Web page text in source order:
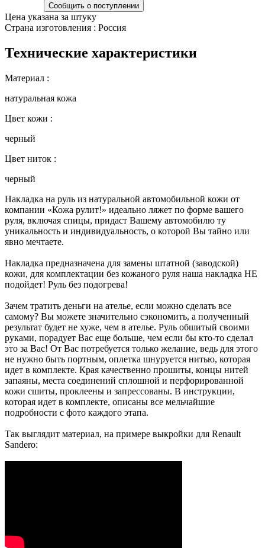
Сообщить о поступлении
Цена указана за штуку
Страна изготовления : Россия
Технические характеристики
Материал :
натуральная кожа
Цвет кожи :
черный
Цвет ниток :
черный
Накладка на руль из натуральной автомобильной кожи от
компании «Кожа рулит!» идеально ляжет по форме вашего
руля, включая спицы, придаст Вашему автомобилю ту
уникальность и индивидуальность, о которой Вы тайно или
явно мечтаете.
Накладка предназначена для замены штатной (заводской)
кожи, для комплектации без кожаного руля наша накладка НЕ
подойдет! Руль без подогрева!
Зачем тратить деньги на ателье, если можно сделать все
самому? Вы можете значительно сэкономить, а полученный
результат будет не хуже, чем в ателье. Руль обшитый своими
руками, порадует Вас еще больше, чем если бы кто-то сделал
это за Вас! От Вас потребуется только желание, ведь для этого
не нужно быть портным, оплетка шнуруется нитью, которая
идет в комплекте. Края качественно прошиты, концы нитей
запаяны, места соединений сплошной и перфорированной
кожи сшиты, проклеены и запрессованы. В инструкции,
которая идет в комплекте, описаны все мельчайшие
подробности с фото каждого этапа.
Так выглядит материал, на примере выкройки для Renault
Sandero: